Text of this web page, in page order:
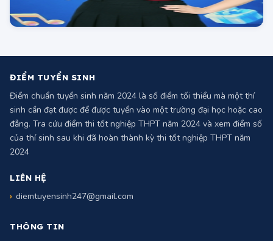
ĐIỂM TUYỂN SINH
Điểm chuẩn tuyển sinh năm 2024 là số điểm tối thiểu mà một thí
sinh cần đạt được để được tuyển vào một trường đại học hoặc cao
của thí sinh sau khi đã hoàn thành kỳ thi tốt nghiệp THPT năm
diemtuyensinh247@gmail.com